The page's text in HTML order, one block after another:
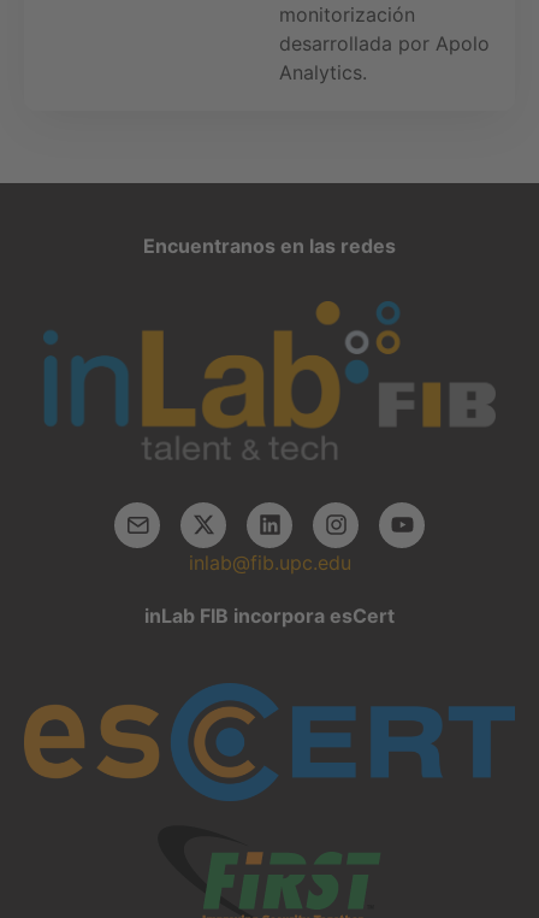
monitorización
desarrollada por Apolo
Analytics.
Encuentranos en las redes
inlab@fib.upc.edu
inLab FIB incorpora esCert